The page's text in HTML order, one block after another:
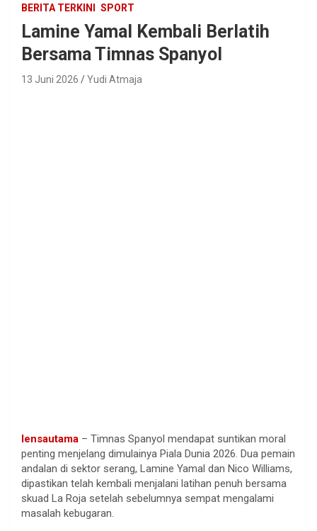
BERITA TERKINI SPORT
Lamine Yamal Kembali Berlatih
Bersama Timnas Spanyol
13 Juni 2026 Yudi Atmaja
lensautama – Timnas Spanyol mendapat suntikan moral
penting menjelang dimulainya Piala Dunia 2026. Dua pemain
andalan di sektor serang, Lamine Yamal dan Nico Williams,
dipastikan telah kembali menjalani latihan penuh bersama
skuad La Roja setelah sebelumnya sempat mengalami
masalah kebugaran.